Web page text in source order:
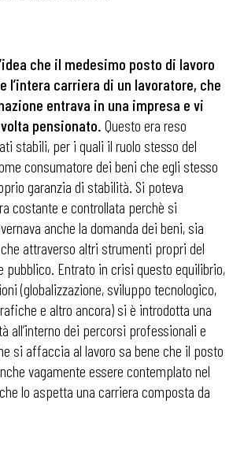
che il medesimo posto di lavoro
l’intera carriera di un lavoratore, che
entrava in una impresa e vi
pensionato. Questo era reso
stabili, per i quali il ruolo stesso del
consumatore dei beni che egli stesso
garanzia di stabilità. Si poteva
costante e controllata perchè si
anche la domanda dei beni, sia
attraverso altri strumenti propri del
pubblico. Entrato in crisi questo equilibrio,
(globalizzazione, sviluppo tecnologico,
e altro ancora) si è introdotta una
all’interno dei percorsi professionali e
si affaccia al lavoro sa bene che il posto
vagamente essere contemplato nel
lo aspetta una carriera composta da